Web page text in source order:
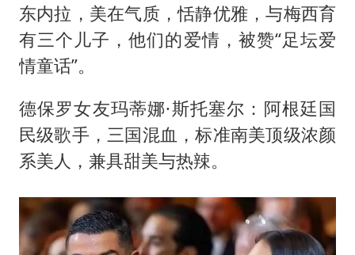
东内拉，美在气质，恬静优雅，与梅西育
有三个儿子，他们的爱情，被赞“足坛爱
情童话”。
德保罗女友玛蒂娜·斯托塞尔：阿根廷国
民级歌手，三国混血，标准南美顶级浓颜
系美人，兼具甜美与热辣。